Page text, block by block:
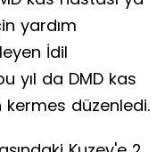
yardım
İdil
yıl da DMD kas
kermes düzenledi.